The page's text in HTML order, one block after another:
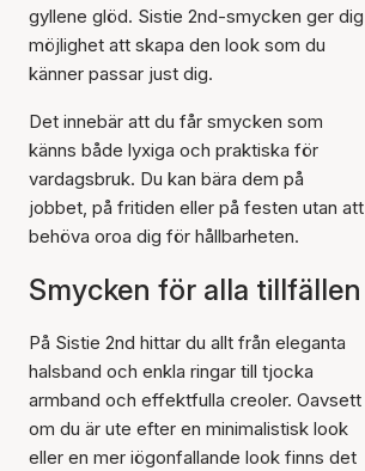
gyllene glöd. Sistie 2nd-smycken ger dig
möjlighet att skapa den look som du
känner passar just dig.
Det innebär att du får smycken som
känns både lyxiga och praktiska för
vardagsbruk. Du kan bära dem på
jobbet, på fritiden eller på festen utan att
behöva oroa dig för hållbarheten.
Smycken för alla tillfällen
På Sistie 2nd hittar du allt från eleganta
halsband och enkla ringar till tjocka
armband och effektfulla creoler. Oavsett
om du är ute efter en minimalistisk look
eller en mer iögonfallande look finns det